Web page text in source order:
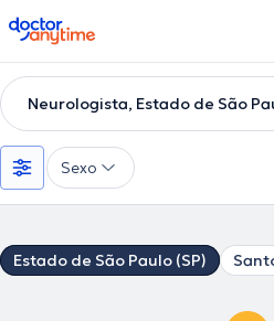
doctoranytime
Neurologista, Estado de São
Sexo
Estado de São Paulo (SP)